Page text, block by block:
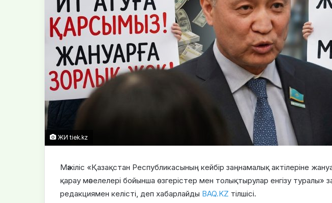
ЖИ tiek.kz
Мәжіліс «Қазақстан Республикасының кейбір заңнамалық актілеріне
қарау мәселелері бойынша өзгерістер мен толықтырулар енгізу туралы»
редакциямен келісті, деп хабарлайды BAQ.KZ тілшісі.